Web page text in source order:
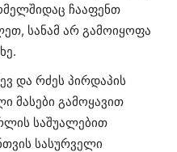
ჩააფენთ
სანამ არ გამოიყოფა
და რძეს პირდაპის
მასები გამოყავით
საშუალებით
სასურველი